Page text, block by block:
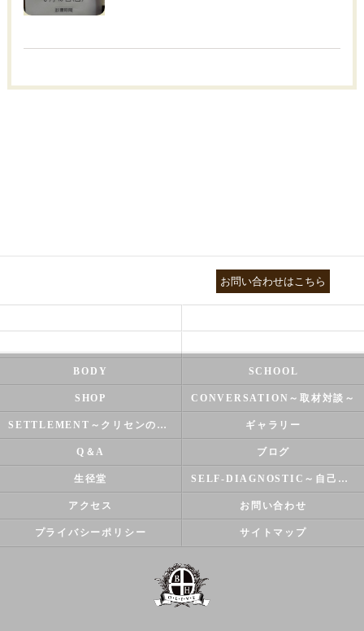
お問い合わせはこちら
BODY SCHOOL
SHOP CONVERSATION～取材対談～
SETTLEMENT～クリセンのズバリ解決シリーズ～ ギャラリー
Q＆A ブログ
生径堂 SELF-DIAGNOSTIC～自己診断～
アクセス お問い合わせ
プライバシーポリシー サイトマップ